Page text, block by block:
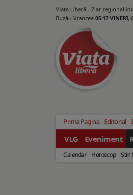
Viața Liberă - Ziar regional
Buzău Vrancea 05:17 VINERI,
Prima Pagina Editorial
VLG Eveniment
Calendar Horoscop Ştiri